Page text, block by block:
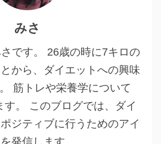
みさ
です。 26歳の時に7キロの
から、ダイエットへの興味
筋トレや栄養学について
す。 このブログでは、ダイ
ジティブに行うためのアイ